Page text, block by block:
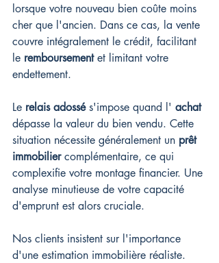
lorsque votre nouveau bien coûte moins
cher que l'ancien. Dans ce cas, la vente
couvre intégralement le crédit, facilitant
le remboursement et limitant votre
endettement.
Le relais adossé s'impose quand l' achat
dépasse la valeur du bien vendu. Cette
situation nécessite généralement un prêt
immobilier complémentaire, ce qui
complexifie votre montage financier. Une
analyse minutieuse de votre capacité
d'emprunt est alors cruciale.
Nos clients insistent sur l'importance
d'une estimation immobilière réaliste.